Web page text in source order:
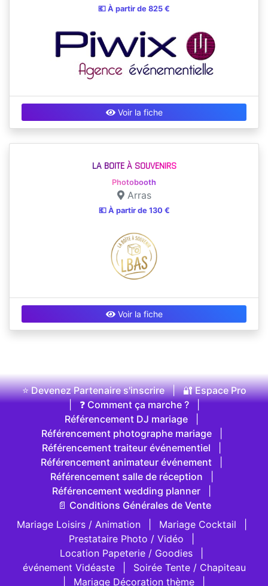
💶 À partir de 825 €
Voir la fiche
LA BOITE À SOUVENIRS
Photobooth
Arras
💶 À partir de 130 €
Voir la fiche
⭐ Devenez Partenaire s'inscrire |
🔐 Espace Pro
❓ Comment ça marche ?
Référencement DJ mariage
Référencement photographe mariage
Référencement traiteur événementiel
Référencement animateur événement
Référencement salle de réception
Référencement wedding planner
📄 Conditions Générales de Vente
Mariage Loisirs / Animation
Mariage Cocktail
Prestataire Photo / Vidéo
Location Papeterie / Goodies
événement Vidéaste
Soirée Tente / Chapiteau
Mariage Décoration thème